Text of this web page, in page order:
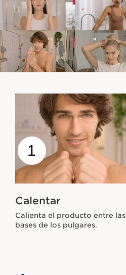
1
Calentar
Calienta el producto entre las
bases de los pulgares.